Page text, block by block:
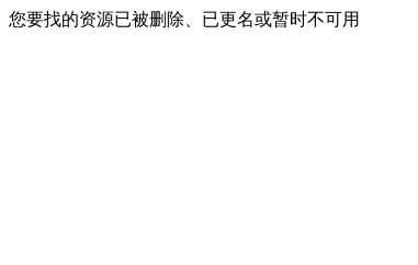
您要找的资源已被删除、已更名或暂时不可用